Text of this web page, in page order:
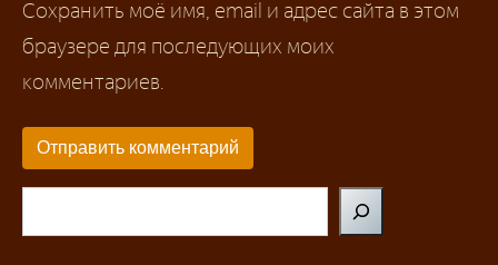
Сохранить моё имя, email и адрес сайта в этом
браузере для последующих моих
комментариев.